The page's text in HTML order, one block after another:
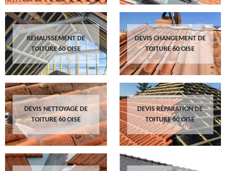
REHAUSSEMENT DE
TOITURE 60 OISE
DEVIS CHANGEMENT DE
TOITURE 60 OISE
DEVIS NETTOYAGE DE
TOITURE 60 OISE
DEVIS RÉPARATION DE
TOITURE 60 OISE